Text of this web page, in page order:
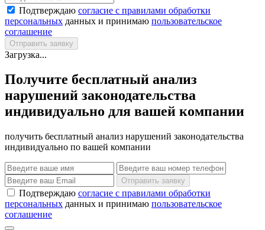
Подтверждаю согласие с правилами обработки
персональных данных и принимаю пользовательское
соглашение
Отправить заявку
Загрузка...
Получите бесплатный анализ
нарушений законодательства
индивидуально для вашей компании
получить бесплатный анализ нарушений законодательства
индивидуально по вашей компании
Отправить заявку
Подтверждаю согласие с правилами обработки
персональных данных и принимаю пользовательское
соглашение